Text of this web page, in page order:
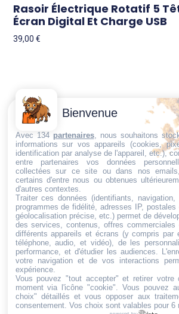
Rasoir Électrique Rotatif 5
Écran Digital Et Charge USB
39,00€
Trouvez
au
Conditions
générales
de vente
Politique de
cookies
Politique de
confidentialité
Mentions
légales
Conditions de
retour et de
remboursement
Droit de
rétractation
Contactez-
Nous
Email:
dt@sasbms.fr
Bienvenue
Avec 134 partenaires, nous souhaitons
informations sur vos appareils (cookies,
identification par analyse de l'appareil, etc.),
entre partenaires vos données
collectées sur ce site ou dans nos
certains d'entre nous ou obtenues
d'autres contextes.
Traiter ces données (identifiants, navigation,
programmes de fidélité, adresses IP, postales
géolocalisation précise, etc.) permet de
des services, contenus, offres
différents appareils et écrans (y compris par
téléphone, audio, et vidéo), de les
performance, et d'étudier les audiences.
votre navigation et de vos interactions
expérience.
Vous pouvez "tout accepter" et retirer votre
moment via l'icône "cookie" . Vous pouvez
choix" détaillés et vous opposer aux
consentement. Vos choix sont valables pour 6